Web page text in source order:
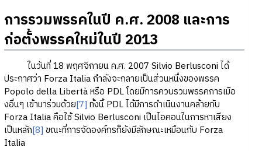
การรวมพรรคในปี ค.ศ. 2008 และการ
ก่อตั้งพรรคใหม่ในปี 2013
ในวันที่ 18 พฤศจิกายน ค.ศ. 2007 Silvio Berlusconi ได้
ประกาศว่า Forza Italia กำลังจะกลายเป็นส่วนหนึ่งของพรรค
Popolo della Libertà หรือ PDL โดยมีการควบรวมพรรคการเมือ
งอื่นๆ เข้ามาร่วมด้วย[7] ทั้งนี้ PDL ได้มีการดำเนินงานคล้ายกับ
Forza Italia คือใช้ Silvio Berlusconi เป็นไอคอนในการหาเสียง
เป็นหลัก[8] ขณะที่การจัดองค์กรก็ยังมีลักษณะเหมือนกับ Forza
Italia